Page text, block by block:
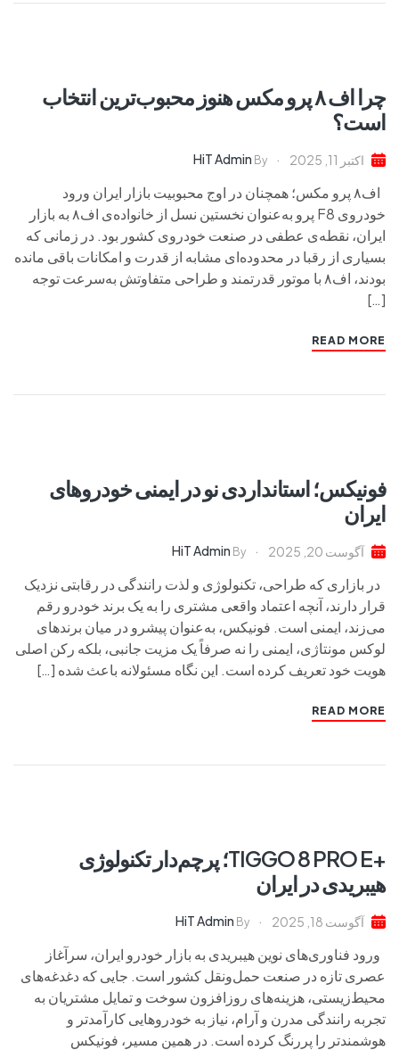
چرا اف ۸ پرو مکس هنوز محبوب‌ترین انتخاب
است؟
اکتبر 11, 2025 By
HiT Admin
اف۸ پرو مکس؛ همچنان در اوج محبوبیت بازار ایران ورود
خودروی F8 پرو به‌عنوان نخستین نسل از خانواده‌ی اف‌۸ به بازار
ایران، نقطه‌ی عطفی در صنعت خودروی کشور بود. در زمانی که
بسیاری از رقبا در محدوده‌ای مشابه از قدرت و امکانات باقی مانده
بودند، اف۸ با موتور قدرتمند و طراحی متفاوتش به‌سرعت توجه
[…]
READ MORE
فونیکس؛ استانداردی نو در ایمنی خودروهای
ایران
آگوست 20, 2025 By
HiT Admin
در بازاری که طراحی، تکنولوژی و لذت رانندگی در رقابتی نزدیک
قرار دارند، آنچه اعتماد واقعی مشتری را به یک برند خودرو رقم
می‌زند، ایمنی است. فونیکس، به‌عنوان پیشرو در میان برندهای
لوکس مونتاژی، ایمنی را نه صرفاً یک مزیت جانبی، بلکه رکن اصلی
هویت خود تعریف کرده است. این نگاه مسئولانه باعث شده […]
READ MORE
+TIGGO 8 PRO E؛ پرچم‌دار تکنولوژی
هیبریدی در ایران
آگوست 18, 2025 By
HiT Admin
ورود فناوری‌های نوین هیبریدی به بازار خودرو ایران، سرآغاز
عصری تازه در صنعت حمل‌ونقل کشور است. جایی که دغدغه‌های
محیط‌زیستی، هزینه‌های روزافزون سوخت و تمایل مشتریان به
تجربه رانندگی مدرن و آرام، نیاز به خودروهایی کارآمدتر و
هوشمندتر را پررنگ کرده است. در همین مسیر، فونیکس